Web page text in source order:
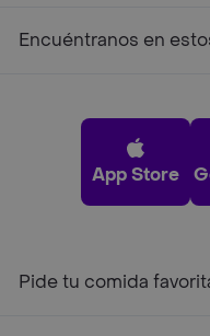
Encuéntranos en
App Store
Pide tu comida